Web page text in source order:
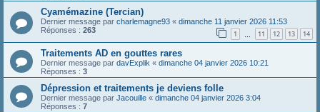
Cyamémazine (Tercian)
Dernier message par charlemagne93 « dimanche 11 janvier 2026 11:53
Réponses : 263 1 11 12 13 14
Traitements AD en gouttes rares
Dernier message par davExplik « dimanche 04 janvier 2026 10:21
Réponses : 3
Dépression et traitements je deviens folle
Dernier message par Jacouille « dimanche 04 janvier 2026 3:04
Réponses : 7